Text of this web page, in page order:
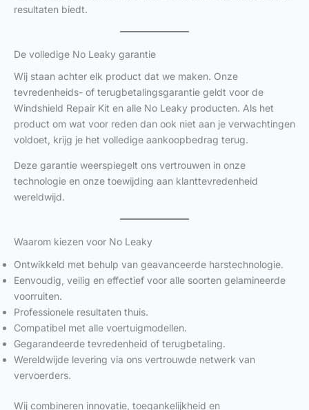
resultaten biedt.
De volledige No Leaky garantie
Wij staan achter elk product dat we maken. Onze
tevredenheids- of terugbetalingsgarantie geldt voor de
Windshield Repair Kit en alle No Leaky producten. Als het
product om wat voor reden dan ook niet aan je verwachtingen
voldoet, krijg je het volledige aankoopbedrag terug.
Deze garantie weerspiegelt ons vertrouwen in onze
technologie en onze toewijding aan klanttevredenheid
wereldwijd.
Waarom kiezen voor No Leaky
Ontwikkeld met behulp van geavanceerde harstechnologie.
Eenvoudig, veilig en effectief voor alle soorten gelamineerde
voorruiten.
Professionele resultaten thuis.
Compatibel met alle voertuigmodellen.
Gegarandeerde tevredenheid of terugbetaling.
Wereldwijde levering via ons vertrouwde netwerk van
vervoerders.
Wij combineren innovatie, toegankelijkheid en